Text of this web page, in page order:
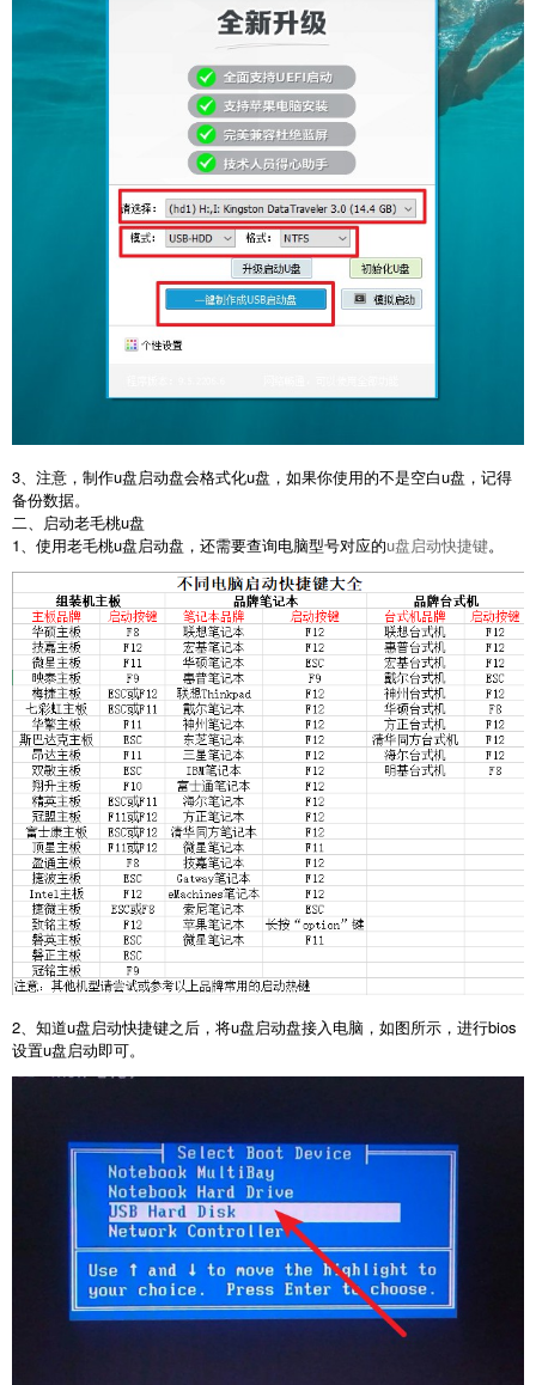
3、注意，制作u盘启动盘会格式化u盘，如果你使用的不是空白u盘，记得
备份数据。
二、启动老毛桃u盘
1、使用老毛桃u盘启动盘，还需要查询电脑型号对应的u盘启动快捷键。
2、知道u盘启动快捷键之后，将u盘启动盘接入电脑，如图所示，进行bios
设置u盘启动即可。